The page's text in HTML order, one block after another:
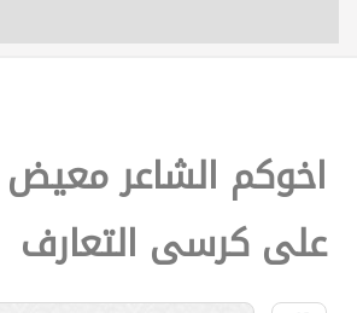
اتصل بنا
اخوكم الشاعر
على كرسى التعارف